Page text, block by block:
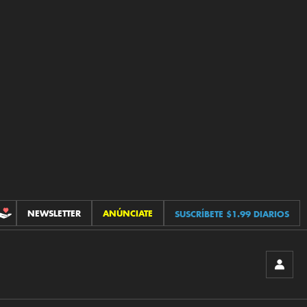
CONTRIBUCIONES
NEWSLETTER ANÚNCIATE SUSCRÍBETE $1.99 DIARIOS